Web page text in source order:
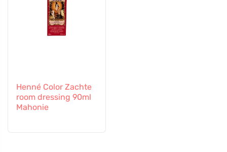
Henné Color Zachte
room dressing 90ml
Mahonie